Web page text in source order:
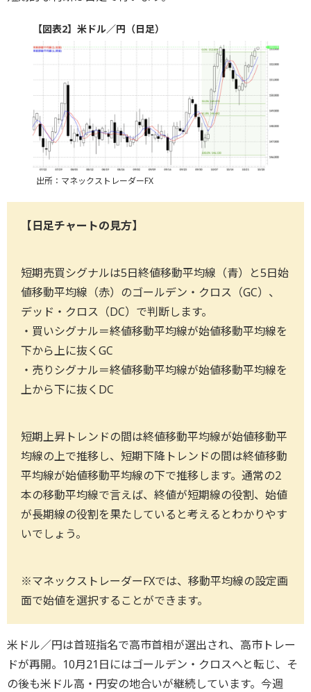
【図表2】米ドル／円（日足）
出所：マネックストレーダーFX
【日足チャートの見方】
短期売買シグナルは5日終値移動平均線（青）と5日始
値移動平均線（赤）のゴールデン・クロス（GC）、
デッド・クロス（DC）で判断します。
・買いシグナル＝終値移動平均線が始値移動平均線を
下から上に抜くGC
・売りシグナル＝終値移動平均線が始値移動平均線を
上から下に抜くDC
短期上昇トレンドの間は終値移動平均線が始値移動平
均線の上で推移し、短期下降トレンドの間は終値移動
平均線が始値移動平均線の下で推移します。通常の2
本の移動平均線で言えば、終値が短期線の役割、始値
が長期線の役割を果たしていると考えるとわかりやす
いでしょう。
※マネックストレーダーFXでは、移動平均線の設定画
面で始値を選択することができます。
米ドル／円は首班指名で高市首相が選出され、高市トレー
ドが再開。10月21日にはゴールデン・クロスへと転じ、そ
の後も米ドル高・円安の地合いが継続しています。今週